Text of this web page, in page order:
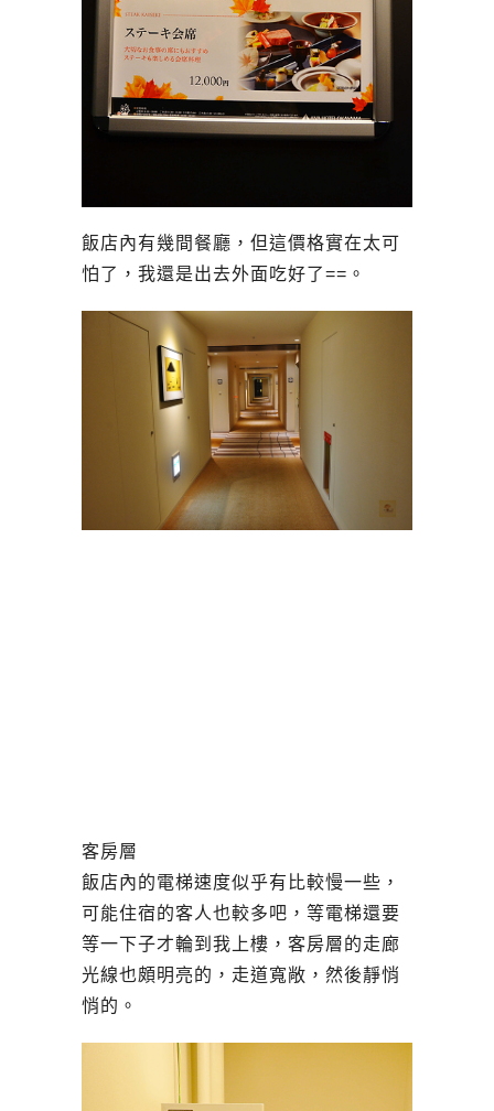
飯店內有幾間餐廳，但這價格實在太可
怕了，我還是出去外面吃好了==。
客房層
飯店內的電梯速度似乎有比較慢一些，
可能住宿的客人也較多吧，等電梯還要
等一下子才輪到我上樓，客房層的走廊
光線也頗明亮的，走道寬敞，然後靜悄
悄的。